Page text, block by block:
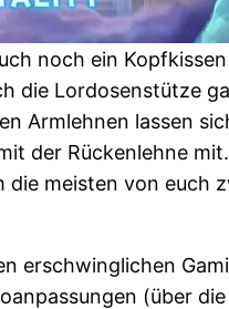
noch ein
die Lordosenstütze
Armlehnen lassen
der Rückenlehne
meisten von
erschwinglichen
(über